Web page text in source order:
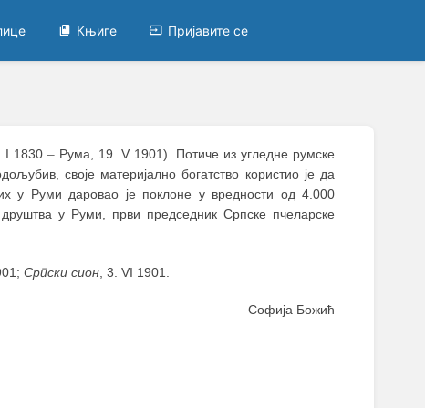
Књиге Пријавите се
I 1830 – Рума, 19. V 1901). Потиче из угледне румске
своје материјално богатство користио је да
у Руми даровао је поклоне у вредности од 4.000
у Руми, први председник Српске пчеларске
Српски сион , 3. VI 1901.
Софија Божић